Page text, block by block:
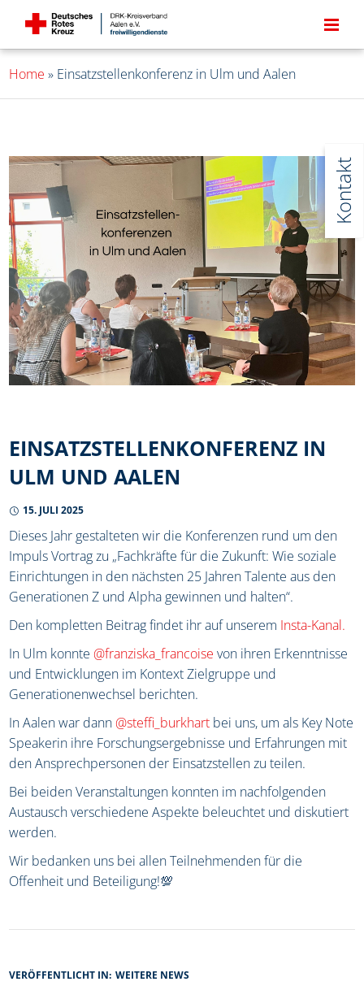
Home » Einsatzstellenkonferenz in Ulm und Aalen
EINSATZSTELLENKONFERENZ IN
ULM UND AALEN
15. JULI 2025
Dieses Jahr gestalteten wir die Konferenzen rund um den
Impuls Vortrag zu „Fachkräfte für die Zukunft: Wie soziale
Einrichtungen in den nächsten 25 Jahren Talente aus den
Generationen Z und Alpha gewinnen und halten“.
Den kompletten Beitrag findet ihr auf unserem Insta-Kanal.
In Ulm konnte@franziska_francoise von ihren Erkenntnisse
und Entwicklungen im Kontext Zielgruppe und
Generationenwechsel berichten.
In Aalen war dann@steffi_burkhart bei uns, um als Key Note
Speakerin ihre Forschungsergebnisse und Erfahrungen mit
den Ansprechpersonen der Einsatzstellen zu teilen.
Bei beiden Veranstaltungen konnten im nachfolgenden
Austausch verschiedene Aspekte beleuchtet und diskutiert
werden.
Wir bedanken uns bei allen Teilnehmenden für die
Offenheit und Beteiligung!💯
VERÖFFENTLICHT IN: WEITERE NEWS
Kontakt